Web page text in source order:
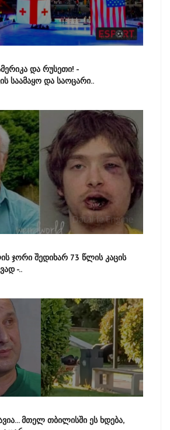
და რუსეთი! -
საამაყო და საოცარი..
ჯორი შედიხარ 73 წლის კაცის
-..
მთელ თბილისში ეს ხდება,